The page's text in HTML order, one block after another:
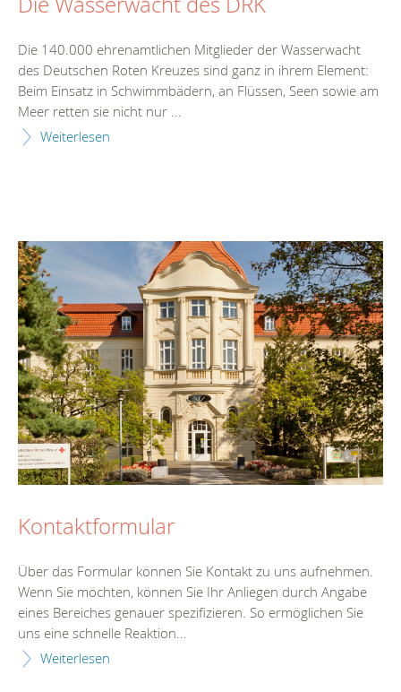
Die 140.000 ehrenamtlichen Mitglieder der Wasserwacht
des Deutschen Roten Kreuzes sind ganz in ihrem Element:
Beim Einsatz in Schwimmbädern, an Flüssen, Seen sowie am
Meer retten sie nicht nur ...
Weiterlesen
Kontaktformular
Über das Formular können Sie Kontakt zu uns aufnehmen.
Wenn Sie möchten, können Sie Ihr Anliegen durch Angabe
eines Bereiches genauer spezifizieren. So ermöglichen Sie
uns eine schnelle Reaktion...
Weiterlesen